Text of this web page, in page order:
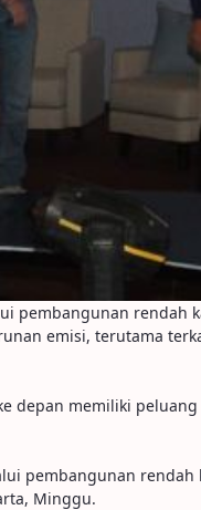
rendah
emisi, terutama
depan memiliki
pembangunan
Minggu.